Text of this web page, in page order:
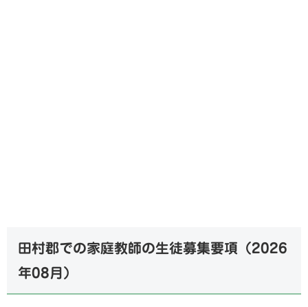
田村郡での家庭教師の生徒募集要項（2026
年08月）